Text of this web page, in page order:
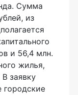
Сумма
из
и 56,4 млн.
жилья,
заявку
городские